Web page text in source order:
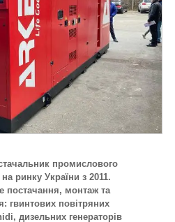
промислового
ринку України з 2011.
постачання, монтаж та
гвинтових повітряних
дизельних генераторів